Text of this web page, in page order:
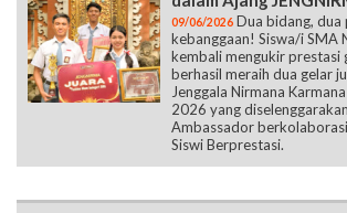
09/06/2026 Dua bidang, dua
kebanggaan! Siswa/i SMA
kembali mengukir prestasi
berhasil meraih dua gelar
Jenggala Nirmana
2026 yang
Ambassador
Siswi Berprestasi.